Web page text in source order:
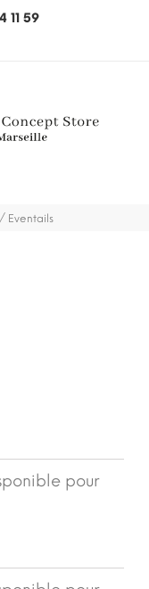
11 59
mobilier, hors
Eventails
pour